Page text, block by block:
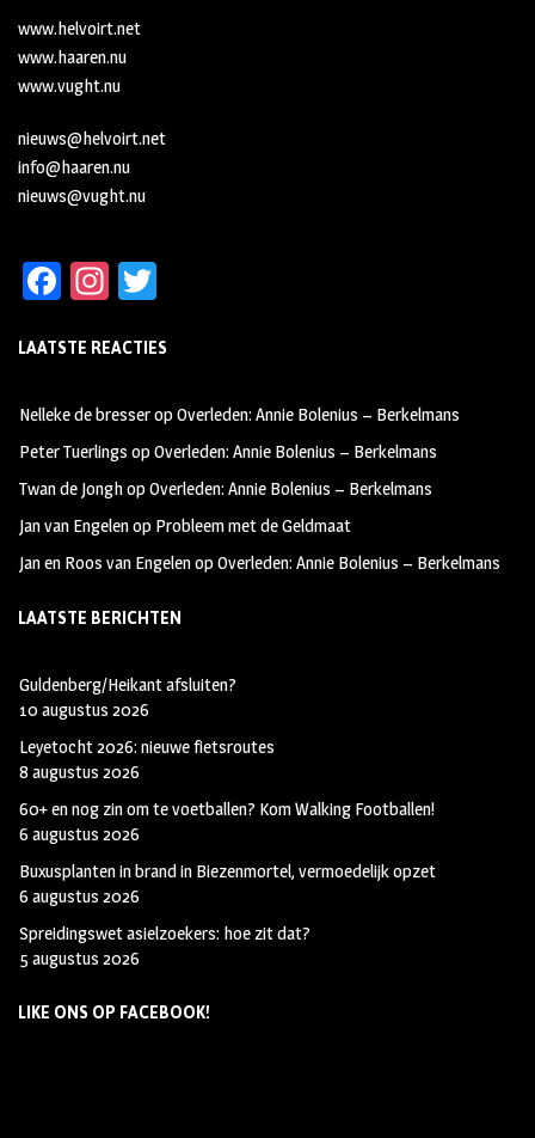
www.helvoirt.net
www.haaren.nu
www.vught.nu
nieuws@helvoirt.net
info@haaren.nu
nieuws@vught.nu
Fa
b
oo
k
In
ag
m
tt
LAATSTE REACTIES
Nelleke de bresseropOverleden: Annie Bolenius – Berkelmans
Peter Tuerlings opOverleden: Annie Bolenius – Berkelmans
Twan de JonghopOverleden: Annie Bolenius – Berkelmans
Jan van Engelenop Probleem met de Geldmaat
Jan en Roos van EngelenopOverleden: Annie Bolenius – Berkelmans
LAATSTE BERICHTEN
Guldenberg/Heikant afsluiten?
10 augustus 2026
Leyetocht 2026: nieuwe fietsroutes
8 augustus 2026
60+ en nog zin om te voetballen? Kom Walking Footballen!
6 augustus 2026
Buxusplanten in brand in Biezenmortel, vermoedelijk opzet
6 augustus 2026
Spreidingswet asielzoekers: hoe zit dat?
5 augustus 2026
LIKE ONS OP FACEBOOK!